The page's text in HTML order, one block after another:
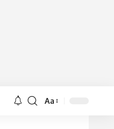
Lettergrootte
Aa